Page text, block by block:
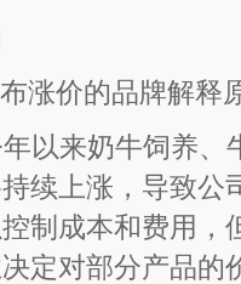
涨价的品牌解释
以来奶牛饲养、
续上涨，导致公
制成本和费用，
定对部分产品的